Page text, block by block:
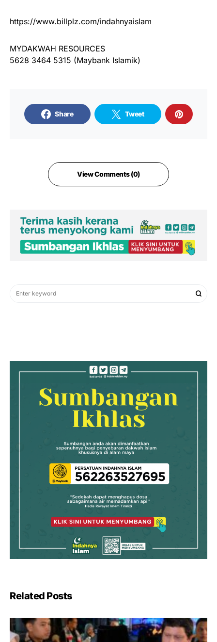
https://www.billplz.com/indahnyaislam
MYDAKWAH RESOURCES
5628 3464 5315 (Maybank Islamik)
Share Tweet
View Comments (0)
Related Posts